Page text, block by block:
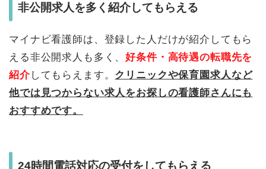
非公開求人を多く紹介してもらえる
マイナビ看護師は、登録した人だけが紹介してもら
える非公開求人も多く、好条件・高待遇の転職先を
紹介してもらえます。 クリニックや保育園求人など
他では見つからない求人をお探しの看護師さんにも
おすすめです。
24時間電話対応の受付をしてもらえる